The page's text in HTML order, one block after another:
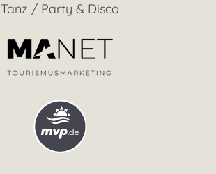
Tanz / Party & Disco